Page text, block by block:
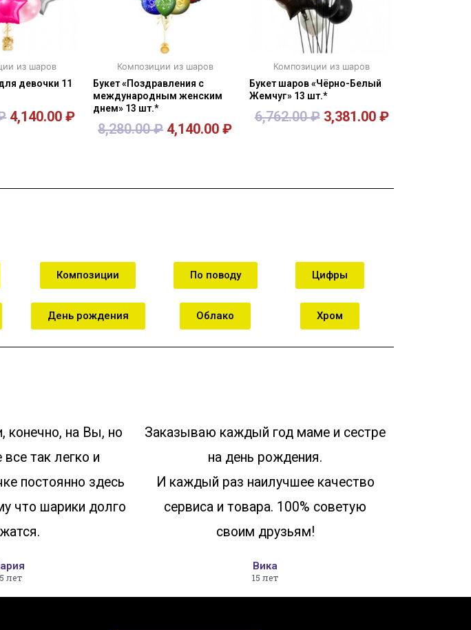
из шаров
девочки 11
4,140.00₽
Композиции из шаров
Букет «Поздравления с
международным женским
днем» 13 шт.*
8,280.00₽ 4,140.00₽
Композиции из шаров
Букет шаров «Чёрно-Белый
Жемчуг» 13 шт.*
6,762.00₽ 3,381.00 ₽
Композиции
День рождения
По поводу
Облако
Цифры
Хром
конечно, на Вы, но
все так легко и
постоянно здесь
что шарики долго
лет
Заказываю каждый год маме и сестре
на день рождения.
И каждый раз наилучшее качество
сервиса и товара. 100% советую
своим друзьям!
Вика
15 лет